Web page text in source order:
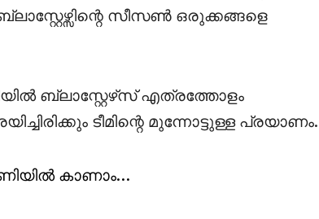
സീസൺ ഒരുക്കങ്ങളെ
ബ്ലാസ്റ്റേഴ്‌സ് എത്രത്തോളം
ടീമിന്റെ മുന്നോട്ടുള്ള പ്രയാണം.
കാണാം…